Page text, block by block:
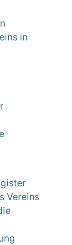
in
Vereins